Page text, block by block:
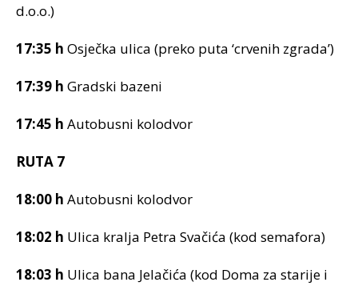
d.o.o.)
17:35 h Osječka ulica (preko puta ‘crvenih zgrada’)
17:39 h Gradski bazeni
17:45 h Autobusni kolodvor
RUTA 7
18:00 h Autobusni kolodvor
18:02 h Ulica kralja Petra Svačića (kod semafora)
18:03 h Ulica bana Jelačića (kod Doma za starije i